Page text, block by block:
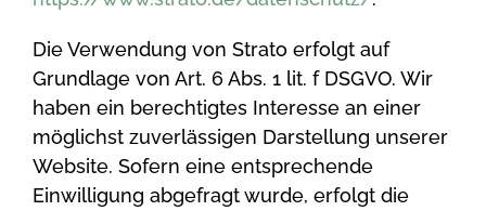
Die Verwendung von Strato erfolgt auf
Grundlage von Art. 6 Abs. 1 lit. f DSGVO. Wir
haben ein berechtigtes Interesse an einer
möglichst zuverlässigen Darstellung unserer
Website. Sofern eine entsprechende
Einwilligung abgefragt wurde, erfolgt die